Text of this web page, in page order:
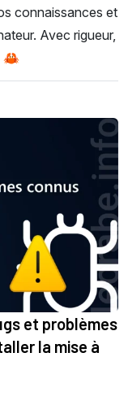
connaissances et
Avec rigueur,
🦀
et problèmes
la mise à